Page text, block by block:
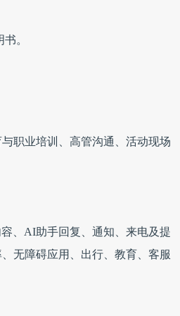
。
职业培训、高管沟通、活动现场
、AI助手回复、通知、来电及提
无障碍应用、出行、教育、客服